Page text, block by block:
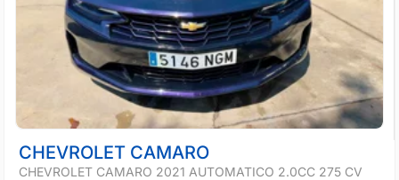
CHEVROLET CAMARO
CHEVROLET CAMARO 2021 AUTOMATICO 2.0CC 275 CV